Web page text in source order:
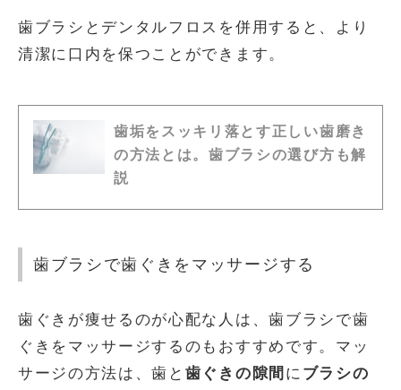
歯ブラシとデンタルフロスを併用すると、より
清潔に口内を保つことができます。
歯垢をスッキリ落とす正しい歯磨き
の方法とは。歯ブラシの選び方も解
説
歯ブラシで歯ぐきをマッサージする
歯ぐきが痩せるのが心配な人は、歯ブラシで歯
ぐきをマッサージするのもおすすめです。マッ
サージの方法は、歯と 歯ぐきの隙間 に ブラシの